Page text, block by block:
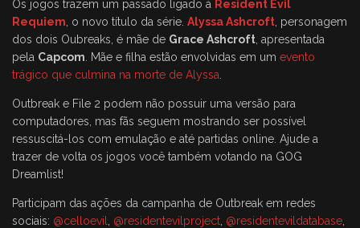
Os jogos trazem um passado ligado à Resident Evil
Requiem , o novo título da série. Alyssa Ashcroft , personagem
dos dois Oubreaks, é mãe de Grace Ashcroft , apresentada
pela Capcom . Mãe e filha estão envolvidas em um evento
trágico que culmina na morte de Alyssa
Outbreak e File 2 podem não possuir uma versão para
computadores, mas fãs seguem mostrando ser possível
ressuscitá-los com emulação e até partidas online. Ajude a
trazer de volta os jogos você também votando na GOG
Dreamlist!
Participam das ações da campanha de Outbreak em redes
sociais: @celloevil @residentevilproject @residentevildatabase